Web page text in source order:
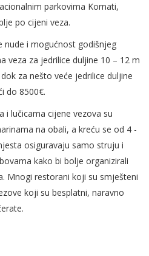
parkovima Kornati,
po cijeni veza.
nude i mogućnost godišnjeg
veza za jedrilice duljine 10 – 12 m
za nešto veće jedrilice duljine
do 8500€.
lučicama cijene vezova su
na obali, a kreću se od 4 -
osiguravaju samo struju i
kako bi bolje organizirali
Mnogi restorani koji su smješteni
koji su besplatni, naravno